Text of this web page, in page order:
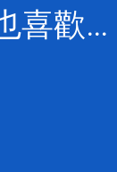
喜歡…